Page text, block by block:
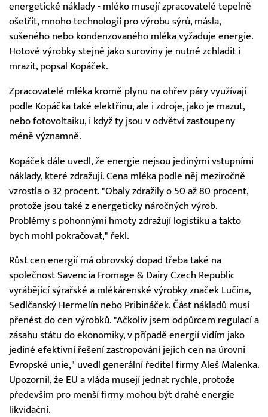
energetické náklady - mléko musejí zpracovatelé tepelně
ošetřit, mnoho technologií pro výrobu sýrů, másla,
sušeného nebo kondenzovaného mléka vyžaduje energie.
Hotové výrobky stejně jako suroviny je nutné zchladit i
mrazit, popsal Kopáček.
Zpracovatelé mléka kromě plynu na ohřev páry využívají
podle Kopáčka také elektřinu, ale i zdroje, jako je mazut,
nebo fotovoltaiku, i když ty jsou v odvětví zastoupeny
méně významně.
Kopáček dále uvedl, že energie nejsou jedinými vstupními
náklady, které zdražují. Cena mléka podle něj meziročně
vzrostla o 32 procent. "Obaly zdražily o 50 až 80 procent,
protože jsou také z energeticky náročných výrob.
Problémy s pohonnými hmoty zdražují logistiku a takto
bych mohl pokračovat," řekl.
Růst cen energií má obrovský dopad třeba také na
společnost Savencia Fromage & Dairy Czech Republic
vyrábějící sýrařské a mlékárenské výrobky značek Lučina,
Sedlčanský Hermelín nebo Pribináček. Část nákladů musí
přenést do cen výrobků. "Ačkoliv jsem odpůrcem regulací a
zásahu státu do ekonomiky, v případě energií vidím jako
jediné efektivní řešení zastropování jejich cen na úrovni
Evropské unie," uvedl generální ředitel firmy Aleš Malenka.
Upozornil, že EU a vláda musejí jednat rychle, protože
především pro menší firmy mohou být drahé energie
likvidační.